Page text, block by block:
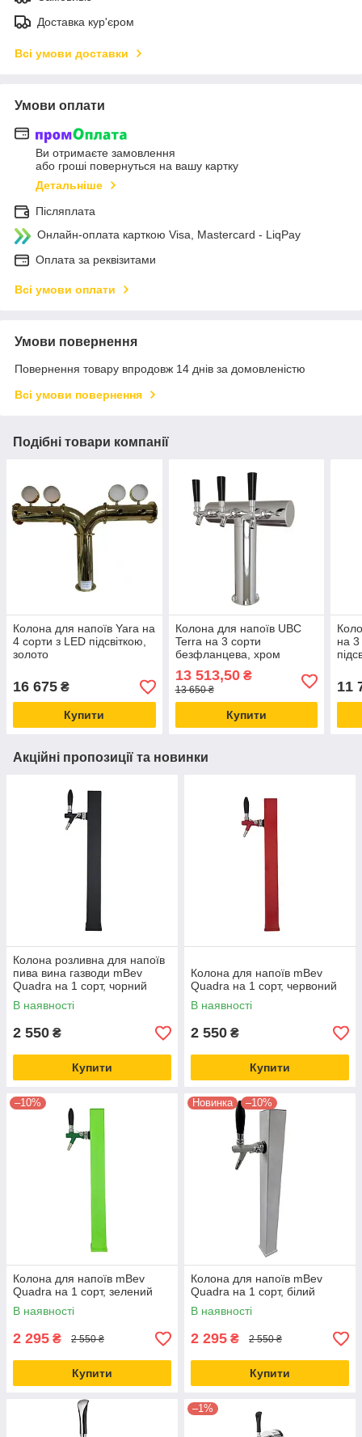
Доставка кур'єром
Всі умови доставки
Умови оплати
Ви отримаєте замовлення
або гроші повернуться на вашу картку
Детальніше
Післяплата
Онлайн-оплата карткою Visa, Mastercard - LiqPay
Оплата за реквізитами
Всі умови оплати
Умови повернення
Повернення товару впродовж 14 днів за домовленістю
Всі умови повернення
Подібні товари компанії
Колона для напоїв Yara на
4 сорти з LED підсвіткою,
золото
16 675 ₴
Купити
Колона для напоїв UBC
Terra на 3 сорти
безфланцева, хром
13 513,50₴
13 650 ₴
Купити
на 3
11
Акційні пропозиції та новинки
Колона розливна для напоїв
пива вина газводи mBev
Quadra на 1 сорт, чорний
В наявності
2 550 ₴
Купити
Колона для напоїв mBev
Quadra на 1 сорт, червоний
В наявності
2 550 ₴
Купити
–10%
Колона для напоїв mBev
Quadra на 1 сорт, зелений
В наявності
2 295 ₴ 2 550 ₴
Купити
Новинка –10%
Колона для напоїв mBev
Quadra на 1 сорт, білий
В наявності
2 295 ₴ 2 550 ₴
Купити
–1%